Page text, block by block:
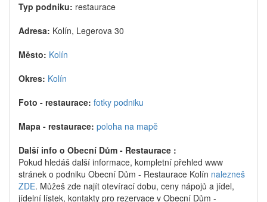
Typ podniku: restaurace
Adresa: Kolín, Legerova 30
Město: Kolín
Okres: Kolín
Foto - restaurace: fotky podniku
Mapa - restaurace: poloha na mapě
Další info o Obecní Dům - Restaurace :
Pokud hledáš další informace, kompletní přehled www
stránek o podniku Obecní Dům - Restaurace Kolín nalezneš
ZDE. Můžeš zde najít otevírací dobu, ceny nápojů a jídel,
jídelní lístek, kontakty pro rezervace v Obecní Dům -